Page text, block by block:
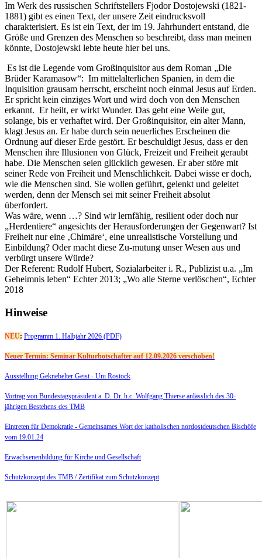
Im Werk des russischen Schriftstellers Fjodor Dostojewski (1821-
1881) gibt es einen Text, der unsere Zeit eindrucksvoll
charakterisiert. Es ist ein Text, der im 19. Jahrhundert entstand, die
Größe und Grenzen des Menschen so beschreibt, dass man meinen
könnte, Dostojewski lebte heute hier bei uns.
Es ist die Legende vom Großinquisitor aus dem Roman „Die
Brüder Karamasow“: Im mittelalterlichen Spanien, in dem die
Inquisition grausam herrscht, erscheint noch einmal Jesus auf Erden.
Er spricht kein einziges Wort und wird doch von den Menschen
erkannt. Er heilt, er wirkt Wunder. Das geht eine Weile gut,
solange, bis er verhaftet wird. Der Großinquisitor, ein alter Mann,
klagt Jesus an. Er habe durch sein neuerliches Erscheinen die
Ordnung auf dieser Erde gestört. Er beschuldigt Jesus, dass er den
Menschen ihre Illusionen von Glück, Freizeit und Freiheit geraubt
habe. Die Menschen seien glücklich gewesen. Er aber störe mit
seiner Rede von Freiheit und Menschlichkeit. Dabei wisse er doch,
wie die Menschen sind. Sie wollen geführt, gelenkt und geleitet
werden, denn der Mensch sei mit seiner Freiheit absolut
überfordert.
Was wäre, wenn …? Sind wir lernfähig, resilient oder doch nur
„Herdentiere“ angesichts der Herausforderungen der Gegenwart? Ist
Freiheit nur eine ‚Chimäre‘, eine unrealistische Vorstellung und
Einbildung? Oder macht diese Zu-mutung unser Wesen aus und
verbürgt unsere Würde?
Der Referent: Rudolf Hubert, Sozialarbeiter i. R., Publizist u.a. „Im
Geheimnis leben“ Echter 2013; „Wo alle Sterne verlöschen“, Echter
2018
Hinweise
NEU: Programm 1. Halbjahr 2026 (PDF)
Neuer Termin: Seminar Kulturbotschafter auf 12.09.2026 verschoben!
Ausstellung Geknebelter Geist - Uni Rostock
Vortrag von Bundestagspräsident a. D. Dr. h.c. Wolfgang Thierse anlässlich des 30-
jährigen Bestehens des TMB
Eintreten für Demokratie - Gemeinsames Wort der katholischen nordostdeutschen Bischöfe
vom 19.01.24
Erwachsenenbildung für Kirche und Gesellschaft
Schutzkonzept des TMB / Zertifikat zum Schutzkonzept